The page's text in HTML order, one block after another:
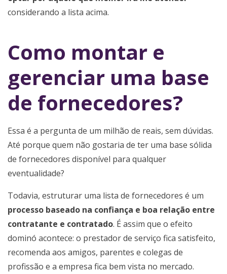
considerando a lista acima.
Como montar e
gerenciar uma base
de fornecedores?
Essa é a pergunta de um milhão de reais, sem dúvidas.
Até porque quem não gostaria de ter uma base sólida
de fornecedores disponível para qualquer
eventualidade?
Todavia, estruturar uma lista de fornecedores é um
processo baseado na confiança e boa relação entre
contratante e contratado. É assim que o efeito
dominó acontece: o prestador de serviço fica satisfeito,
recomenda aos amigos, parentes e colegas de
profissão e a empresa fica bem vista no mercado.